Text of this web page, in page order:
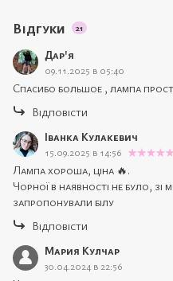
Відгуки 21
Дар'я
09.11.2025 в 05:40
Спасибо большое , лампа
Відповісти
Іванка Кулакевич
15.09.2025 в 14:56
Лампа хороша, ціна 🔥.
Чорної в наявності не було, зі
запропонували білу
Відповісти
Мария Кулчар
30.04.2024 в 22:56